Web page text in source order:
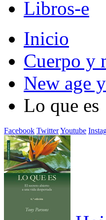
Libros-e
Inicio
Cuerpo y
New age
Lo que es
Facebook TwitterYoutube